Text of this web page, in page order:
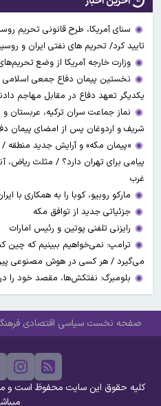
سنای آمریکا، طرح قانونی تحریم
تایید کرد/ تحریم های نفتی ایران و
وزارت خارجه آمریکا از وضع
نخستین پیمان دفاع جمعی اسلامی /
یکدیگر تعهد دفاع در مقابل مهاجم
نماز جماعت سران ترکیه،
شریف و اردوغان پس از امضای پیمان
«پیمان مکه» و آرایش جدید منطقه
پیامی برای تهران دارد؟ / مثلث ریاض،
غرب
مارکو روبیو، کوبا را به همکاری با
جزئیاتی جدید از توافق مکه
رایزنی تلفنی پوتین و رئیس امارات
ترامپ: نمی‌خواهیم ببینیم که چین
می‌گیرد / هر کسی در هوش مصنوعی
بلومبرگ: نفتکش‌ها، مقصد خود را
صفحه نخست سیاسی اقتصادی
کلیه حقوق این سایت محفوظ است و